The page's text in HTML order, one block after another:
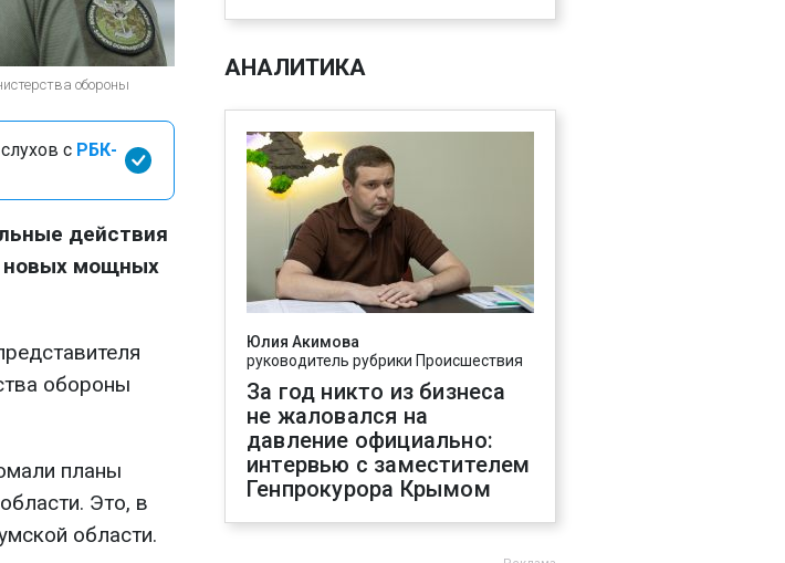
обороны
с РБК-
действия
новых мощных
обороны
планы
Это, в
области.
АНАЛИТИКА
Юлия Акимова
руководитель рубрики Происшествия
За год никто из бизнеса
не жаловался на
давление официально:
интервью с заместителем
Генпрокурора Крымом